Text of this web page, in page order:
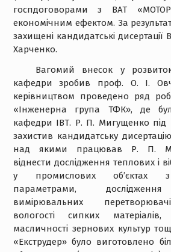
госпдоговорами з ВАТ
економічним ефектом. За
захищені кандидатські дисертації
Харченко.
Вагомий внесок у
кафедри зробив проф. О. І.
керівництвом проведено ряд
«Інженерна група ТФК», де
кафедри ІВТ. Р. П. Мигущенко під
захистив кандидатську
над якими працював Р. П.
віднести дослідження теплових і
у промислових об’єктах з
параметрами, дослідження
вимірювальних
вологості сипких матеріалів,
масличності зернових культур
«Екструдер» було виготовлено